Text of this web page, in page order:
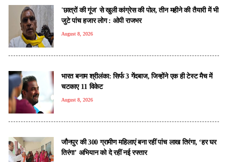
'छात्रों की गूंज' से खुली कांग्रेस की पोल, तीन महीने की तैयारी में भी
जुटे पांच हजार लोग : ओपी राजभर
August 8, 2026
भारत बनाम श्रीलंका: सिर्फ 3 गेंदबाज, जिन्होंने एक ही टेस्ट मैच में
चटकाए 11 विकेट
August 8, 2026
जौनपुर की 300 ग्रामीण महिलाएं बना रहीं पांच लाख तिरंगा, ‘हर घर
तिरंगा’ अभियान को दे रहीं नई रफ्तार